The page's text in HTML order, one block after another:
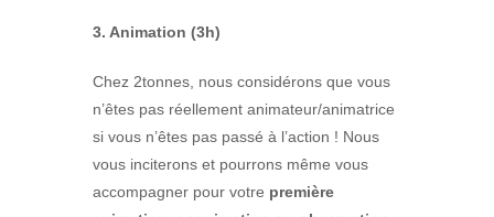
3. Animation (3h)
Chez 2tonnes, nous considérons que vous
n’êtes pas réellement animateur/animatrice
si vous n’êtes pas passé à l’action ! Nous
vous inciterons et pourrons même vous
accompagner pour votre première